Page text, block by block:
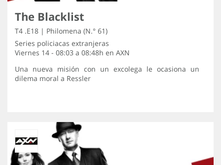
The Blacklist
T4 .E18 | Philomena (N.° 61)
Series policiacas extranjeras
Viernes 14 - 08:03 a 08:48h en AXN
Una nueva misión con un excolega le ocasiona un
dilema moral a Ressler